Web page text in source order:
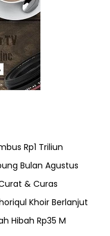
Rp1 Triliun
Bulan Agustus
& Curas
Khoir Berlanjut
Hibah Rp35 M